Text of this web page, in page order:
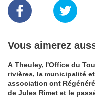
Vous aimerez
A Theuley, l'Office du
rivières, la municipalité
association ont Régénéré la Mémoire
de Jules Rimet et le